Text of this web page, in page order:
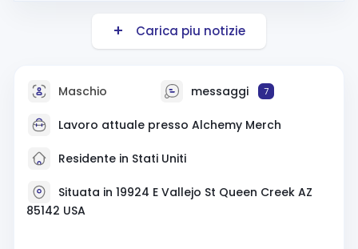
Carica piu notizie
Maschio messaggi 7
Lavoro attuale presso Alchemy Merch
Residente in Stati Uniti
Situata in 19924 E Vallejo St Queen Creek AZ
85142 USA